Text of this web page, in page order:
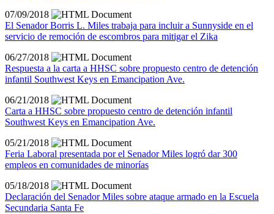
07/09/2018
El Senador Borris L. Miles trabaja para incluir a Sunnyside en el
servicio de remoción de escombros para mitigar el Zika
06/27/2018
Respuesta a la carta a HHSC sobre propuesto centro de detención
infantil Southwest Keys en Emancipation Ave.
06/21/2018
Carta a HHSC sobre propuesto centro de detención infantil
Southwest Keys en Emancipation Ave.
05/21/2018
Feria Laboral presentada por el Senador Miles logró dar 300
empleos en comunidades de minorías
05/18/2018
Declaración del Senador Miles sobre ataque armado en la Escuela
Secundaria Santa Fe